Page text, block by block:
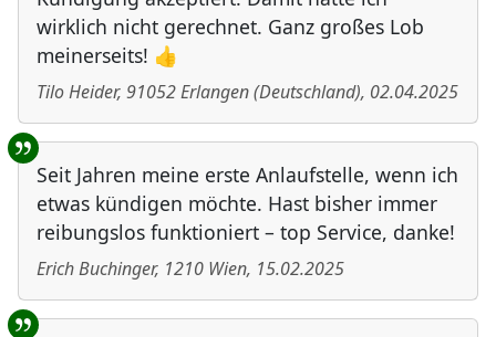
wirklich nicht gerechnet. Ganz großes Lob
meinerseits! 👍
Tilo Heider, 91052Erlangen(Deutschland), 02.04.2025
Seit Jahren meine erste Anlaufstelle, wenn ich
etwas kündigen möchte. Hast bisher immer
reibungslos funktioniert – top Service, danke!
Erich Buchinger, 1210 Wien, 15.02.2025